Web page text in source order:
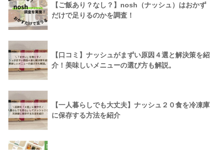
【ご飯あり？なし？】nosh（ナッシュ）はおかず
だけで足りるのかを調査！
【口コミ】ナッシュがまずい原因４選と解決策を紹
介！美味しいメニューの選び方も解説。
【一人暮らしでも大丈夫】ナッシュ２０食を冷凍庫
に保存する方法を紹介